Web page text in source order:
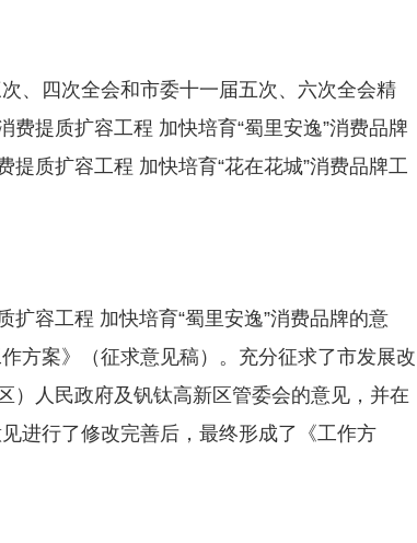
四次全会和市委十一届五次、六次全会精
费提质扩容工程 加快培育“蜀里安逸”消费品牌
提质扩容工程 加快培育“花在花城”消费品牌工
容工程 加快培育“蜀里安逸”消费品牌的意
方案》（征求意见稿）。充分征求了市发展改
）人民政府及钒钛高新区管委会的意见，并在
进行了修改完善后，最终形成了《工作方